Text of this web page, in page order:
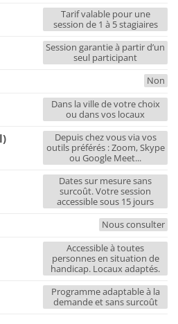
Tarif valable pour une
session de 1 à 5 stagiaires
Session garantie à partir d’un
seul participant
Non
Dans la ville de votre choix
ou dans vos locaux
Depuis chez vous via vos
outils préférés : Zoom, Skype
ou Google Meet...
Dates sur mesure sans
surcoût. Votre session
accessible sous 15 jours
Nous consulter
Accessible à toutes
personnes en situation de
handicap. Locaux adaptés.
Programme adaptable à la
demande et sans surcoût